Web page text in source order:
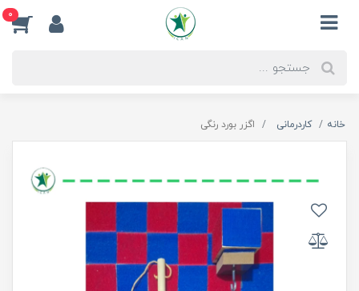
0
خانه کاردرمانی اگزر بورد رنگی